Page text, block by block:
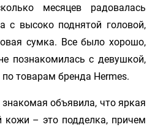
месяцев радовалась
с высоко поднятой головой,
сумка. Все было хорошо,
познакомилась с девушкой,
товарам бренда Hermes.
объявила, что яркая
кожи – это подделка, причем